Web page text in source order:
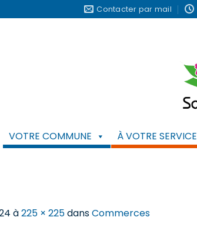
Contacter par mail
VOTRE COMMUNE À VOTRE SERVICE
à225 × 225dansCommerces